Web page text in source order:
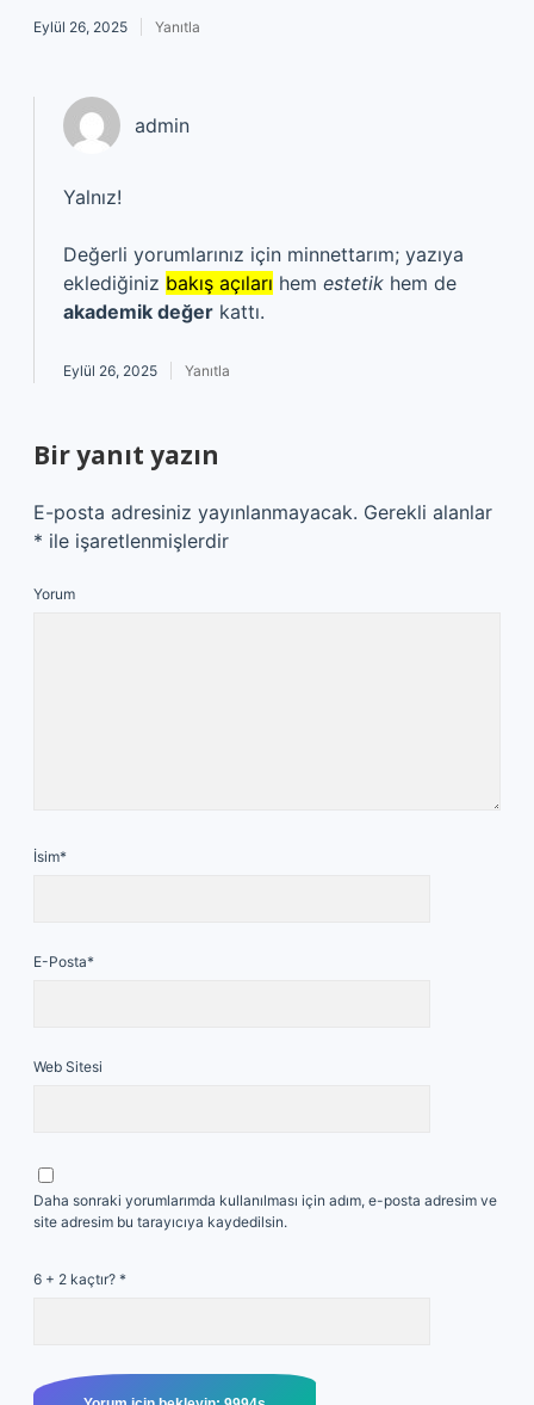
Eylül 26, 2025 Yanıtla
admin
Yalnız!
Değerli yorumlarınız için minnettarım; yazıya
eklediğiniz bakış açıları hem estetik hem de
akademik değer kattı.
Eylül 26, 2025 Yanıtla
Bir yanıt yazın
E-posta adresiniz yayınlanmayacak. Gerekli alanlar
* ile işaretlenmişlerdir
Yorum
İsim*
E-Posta*
Web Sitesi
Daha sonraki yorumlarımda kullanılması için adım, e-posta adresim ve
site adresim bu tarayıcıya kaydedilsin.
6 + 2 kaçtır? *